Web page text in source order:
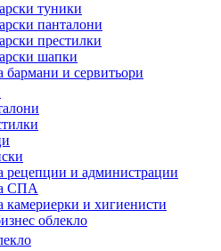
туники
панталони
престилки
шапки
бармани и сервитьори
рецепции и администрации
СПА
камериерки и хигиенисти
облекло